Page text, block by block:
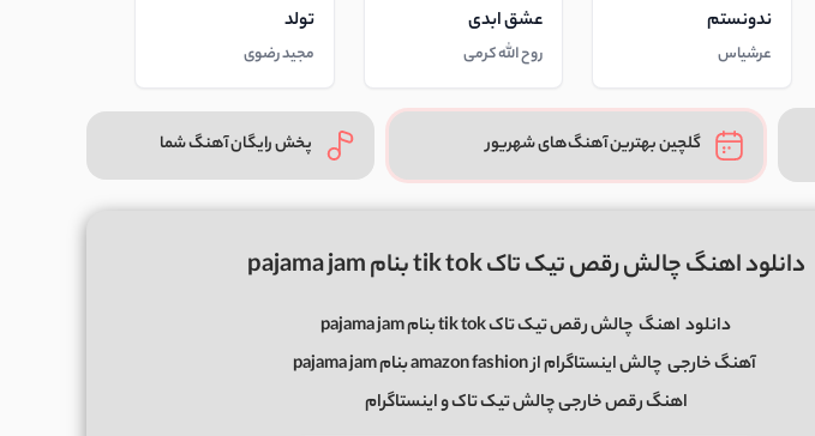
ندونستم
عرشیاس
عشق ابدی
روح الله کرمی
تولد
مجید رضوی
گلچین بهترین آهنگ‌های شهریور پخش رایگان آهنگ شما
دانلود اهنگ چالش رقص تیک تاک tik tok بنام pajama jam
دانلود اهنگ چالش رقص تیک تاک tik tok بنام pajama jam
آهنگ خارجی چالش اینستاگرام از amazon fashion بنام pajama jam
اهنگ رقص خارجی چالش تیک تاک و اینستاگرام